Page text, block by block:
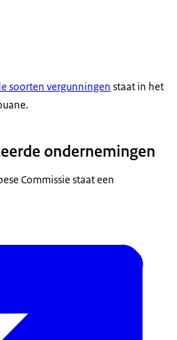
soorten vergunningen staat in het
ondernemingen
Commissie staat een